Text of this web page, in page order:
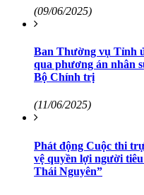
(09/06/2025)
Ban Thường vụ Tỉnh
qua phương án nhân
Bộ Chính trị
(11/06/2025)
Phát động Cuộc thi
vệ quyền lợi người
Thái Nguyên”